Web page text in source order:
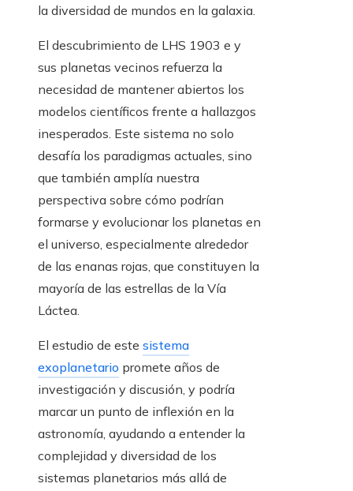
la diversidad de mundos en la galaxia.
El descubrimiento de LHS 1903 e y
sus planetas vecinos refuerza la
necesidad de mantener abiertos los
modelos científicos frente a hallazgos
inesperados. Este sistema no solo
desafía los paradigmas actuales, sino
que también amplía nuestra
perspectiva sobre cómo podrían
formarse y evolucionar los planetas en
el universo, especialmente alrededor
de las enanas rojas, que constituyen la
mayoría de las estrellas de la Vía
Láctea.
El estudio de este sistema
exoplanetario promete años de
investigación y discusión, y podría
marcar un punto de inflexión en la
astronomía, ayudando a entender la
complejidad y diversidad de los
sistemas planetarios más allá de